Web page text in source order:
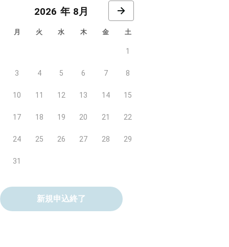
8月
月 火 水 木 金 土
1
3 4 5 6 7 8
10 11 12 13 14 15
17 18 19 20 21 22
24 25 26 27 28 29
31
新規申込終了